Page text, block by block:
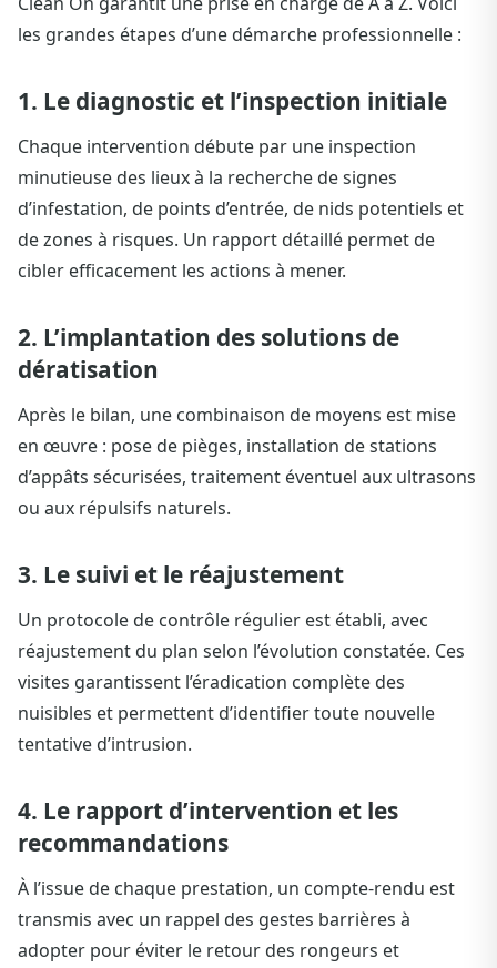
les grandes étapes d’une démarche professionnelle :
1. Le diagnostic et l’inspection initiale
Chaque intervention débute par une inspection
minutieuse des lieux à la recherche de signes
d’infestation, de points d’entrée, de nids potentiels et
de zones à risques. Un rapport détaillé permet de
cibler efficacement les actions à mener.
2. L’implantation des solutions de
dératisation
Après le bilan, une combinaison de moyens est mise
en œuvre : pose de pièges, installation de stations
d’appâts sécurisées, traitement éventuel aux ultrasons
ou aux répulsifs naturels.
3. Le suivi et le réajustement
Un protocole de contrôle régulier est établi, avec
réajustement du plan selon l’évolution constatée. Ces
visites garantissent l’éradication complète des
nuisibles et permettent d’identifier toute nouvelle
tentative d’intrusion.
4. Le rapport d’intervention et les
recommandations
À l’issue de chaque prestation, un compte-rendu est
transmis avec un rappel des gestes barrières à
adopter pour éviter le retour des rongeurs et